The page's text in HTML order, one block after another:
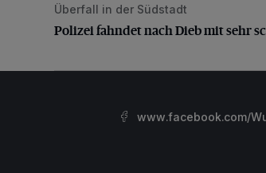
Polizei fahndet nach Dieb mit sehr
Überfall in der Südstadt
Polizei fahndet nach Dieb mit sehr
www.facebook.com/